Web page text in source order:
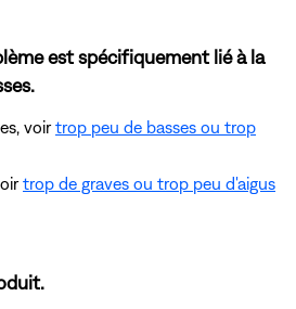
est spécifiquement lié à la
voirtrop peu de basses ou trop
trop de graves ou trop peu d'aigus